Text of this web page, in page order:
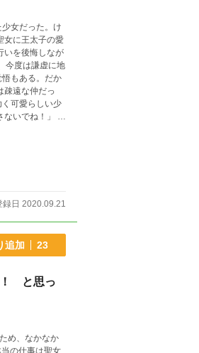
女だった。け
もある。だか
可愛らしい少
ころ
録日 2020.09.21
追加 23
！ と思っ
め、なかなか
の仕事は聖女